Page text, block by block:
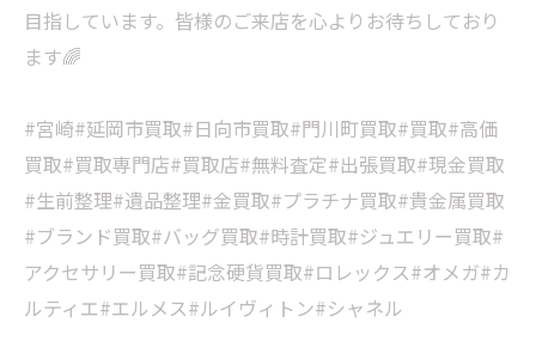
目指しています。皆様のご来店を心よりお待ちしており
ます🌈
#宮崎#延岡市買取#日向市買取#門川町買取#買取#高価
買取#買取専門店#買取店#無料査定#出張買取#現金買取
#生前整理#遺品整理#金買取#プラチナ買取#貴金属買取
#ブランド買取#バッグ買取#時計買取#ジュエリー買取#
アクセサリー買取#記念硬貨買取#ロレックス#オメガ#カ
ルティエ#エルメス#ルイヴィトン#シャネル